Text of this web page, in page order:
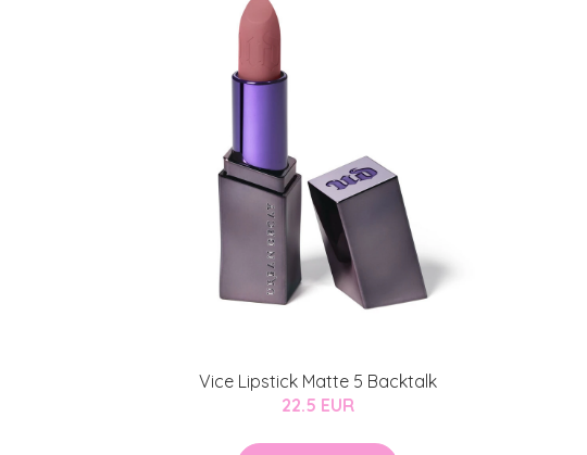
Vice Lipstick Matte 5 Backtalk
22.5 EUR